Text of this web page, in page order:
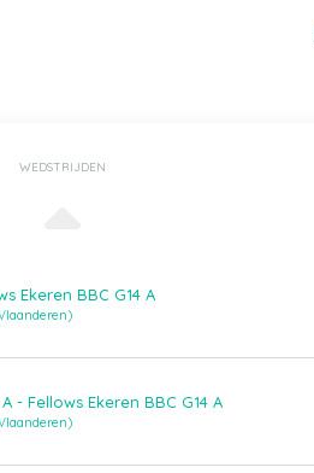
WEDSTRIJDEN
Ekeren BBC G14 A
- Fellows Ekeren BBC G14 A